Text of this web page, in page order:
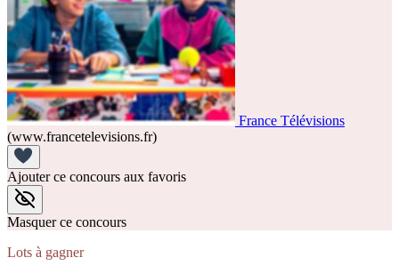
France Télévisions
(www.francetelevisions.fr)
Ajouter ce concours aux favoris
Masquer ce concours
Lots à gagner